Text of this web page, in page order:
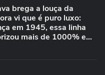
brega a louça da
vi que é puro luxo:
em 1945, essa linha
mais de 1000% e